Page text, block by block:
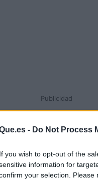
- Do Not Process
If you wish to opt-out of the
information for
your selection.
Publicidad